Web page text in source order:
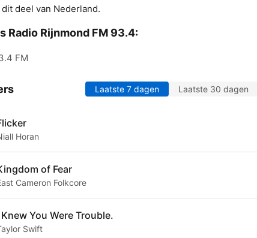
deel van Nederland.
Radio Rijnmond FM 93.4:
FM
Laatste 7 dagen Laatste 30 dagen
Horan
of Fear
Cameron Folkcore
Knew You Were Trouble.
Swift